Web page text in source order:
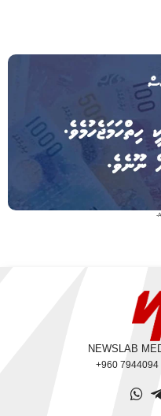
-
NEWSLAB
+960 7944094